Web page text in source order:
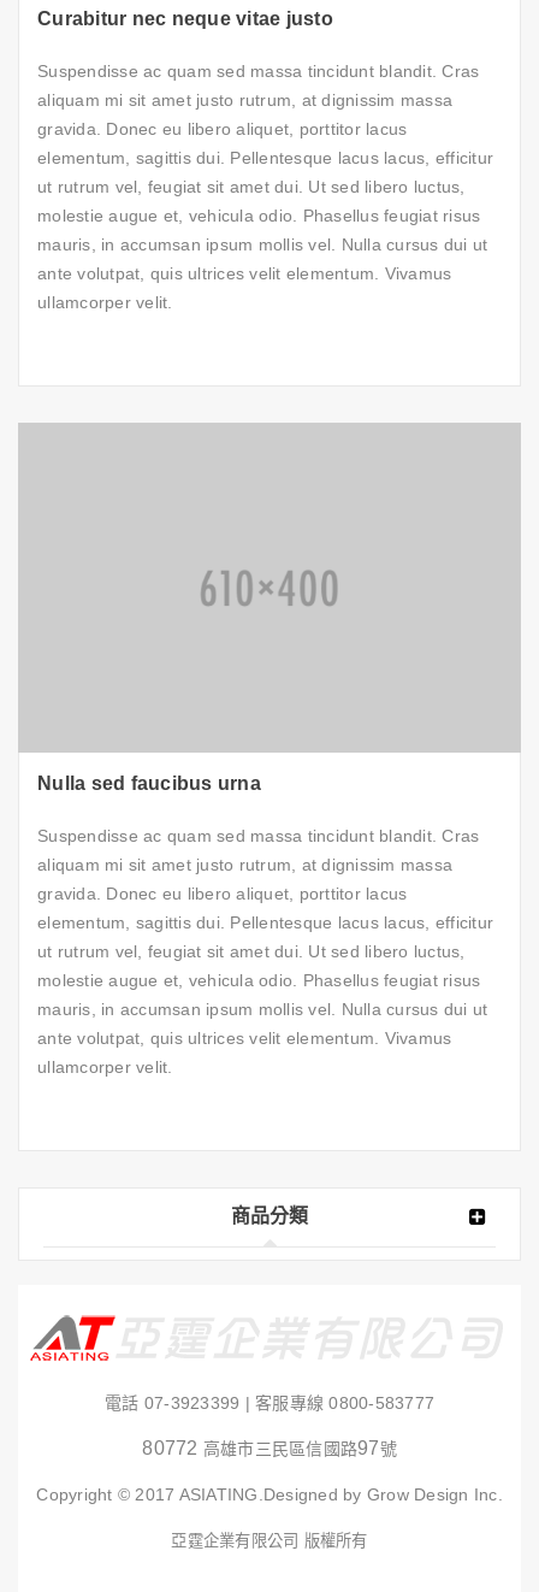
商品分類
電話 07-3923399 | 客服專線0800-583777
80772 高雄市三民區信國路97號
Copyright © 2017 ASIATING.Designed by Grow Design Inc.
亞霆企業有限公司 版權所有
Curabitur nec neque vitae justo
Suspendisse ac quam sed massa tincidunt blandit. Cras
aliquam mi sit amet justo rutrum, at dignissim massa
gravida. Donec eu libero aliquet, porttitor lacus
elementum, sagittis dui. Pellentesque lacus lacus, efficitur
ut rutrum vel, feugiat sit amet dui. Ut sed libero luctus,
molestie augue et, vehicula odio. Phasellus feugiat risus
mauris, in accumsan ipsum mollis vel. Nulla cursus dui ut
ante volutpat, quis ultrices velit elementum. Vivamus
ullamcorper velit.
Nulla sed faucibus urna
Suspendisse ac quam sed massa tincidunt blandit. Cras
aliquam mi sit amet justo rutrum, at dignissim massa
gravida. Donec eu libero aliquet, porttitor lacus
elementum, sagittis dui. Pellentesque lacus lacus, efficitur
ut rutrum vel, feugiat sit amet dui. Ut sed libero luctus,
molestie augue et, vehicula odio. Phasellus feugiat risus
mauris, in accumsan ipsum mollis vel. Nulla cursus dui ut
ante volutpat, quis ultrices velit elementum. Vivamus
ullamcorper velit.